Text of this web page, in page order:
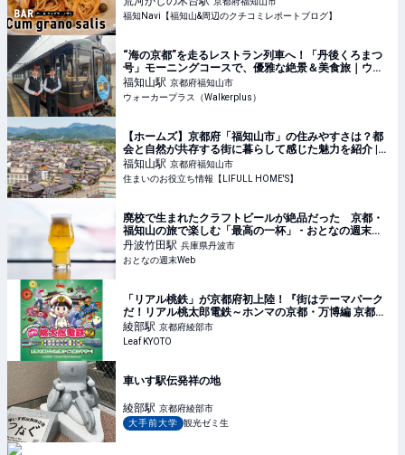
福知Navi【福知山&周辺のクチコミレポートブログ】
“海の京都”を走るレストラン列車へ！「丹後くろまつ
号」モーニングコースで、優雅な絶景＆美食旅｜ウォ
ーカープラス
福知山駅 京都府福知山市
ウォーカープラス（Walkerplus）
【ホームズ】京都府「福知山市」の住みやすさは？都
会と自然が共存する街に暮らして感じた魅力を紹介 |
住まいのお役立ち情報
福知山駅 京都府福知山市
住まいのお役立ち情報【LIFULL HOME'S】
廃校で生まれたクラフトビールが絶品だった 京都・
福知山の旅で楽しむ「最高の一杯」 - おとなの週末
Web
丹波竹田駅 兵庫県丹波市
おとなの週末Web
「リアル桃鉄」が京都府初上陸！『街はテーマパーク
だ！リアル桃太郎電鉄～ホンマの京都・万博編 京都を
遊ぼう！万博クイズ旅ですぞ～！』が開催／京都府内
各所
綾部駅 京都府綾部市
Leaf KYOTO
車いす駅伝発祥の地
綾部駅 京都府綾部市
大手前大学
観光ゼミ生